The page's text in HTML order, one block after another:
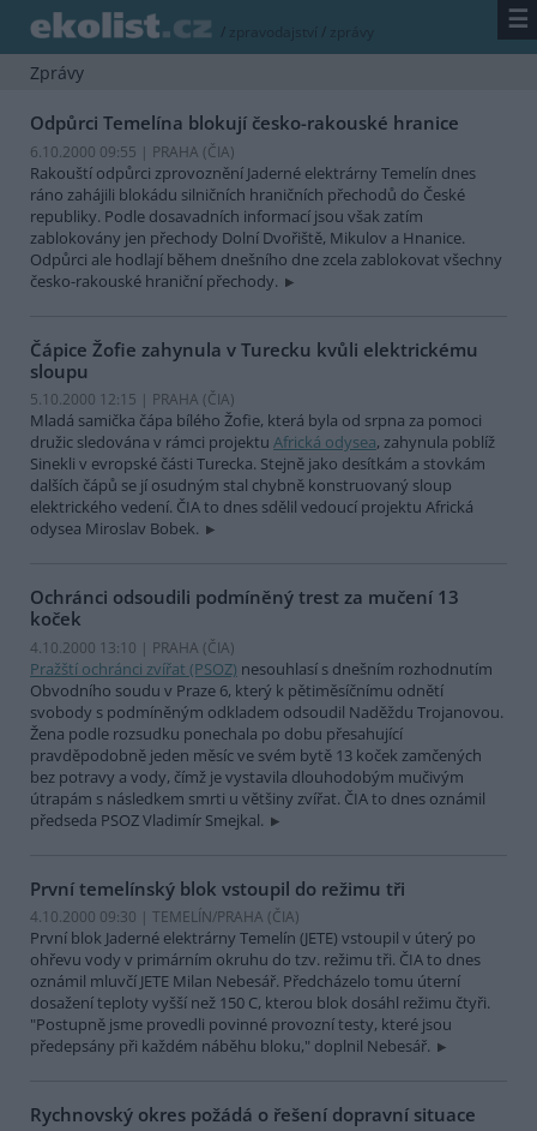
/ zpravodajství / zprávy ☰
Zprávy
Odpůrci Temelína blokují česko-rakouské hranice
6.10.2000 09:55 | PRAHA (ČIA)
Rakouští odpůrci zprovoznění Jaderné elektrárny Temelín dnes
ráno zahájili blokádu silničních hraničních přechodů do České
republiky. Podle dosavadních informací jsou však zatím
zablokovány jen přechody Dolní Dvořiště, Mikulov a Hnanice.
Odpůrci ale hodlají během dnešního dne zcela zablokovat všechny
česko-rakouské hraniční přechody.
Čápice Žofie zahynula v Turecku kvůli elektrickému
sloupu
5.10.2000 12:15 | PRAHA (ČIA)
Mladá samička čápa bílého Žofie, která byla od srpna za pomoci
družic sledována v rámci projektu Africká odysea, zahynula poblíž
Sinekli v evropské části Turecka. Stejně jako desítkám a stovkám
dalších čápů se jí osudným stal chybně konstruovaný sloup
elektrického vedení. ČIA to dnes sdělil vedoucí projektu Africká
odysea Miroslav Bobek.
Ochránci odsoudili podmíněný trest za mučení 13
koček
4.10.2000 13:10 | PRAHA (ČIA)
Pražští ochránci zvířat (PSOZ) nesouhlasí s dnešním rozhodnutím
Obvodního soudu v Praze 6, který k pětiměsíčnímu odnětí
svobody s podmíněným odkladem odsoudil Naděždu Trojanovou.
Žena podle rozsudku ponechala po dobu přesahující
pravděpodobně jeden měsíc ve svém bytě 13 koček zamčených
bez potravy a vody, čímž je vystavila dlouhodobým mučivým
útrapám s následkem smrti u většiny zvířat. ČIA to dnes oznámil
předseda PSOZ Vladimír Smejkal.
První temelínský blok vstoupil do režimu tři
4.10.2000 09:30 | TEMELÍN/PRAHA (ČIA)
První blok Jaderné elektrárny Temelín (JETE) vstoupil v úterý po
ohřevu vody v primárním okruhu do tzv. režimu tři. ČIA to dnes
oznámil mluvčí JETE Milan Nebesář. Předcházelo tomu úterní
dosažení teploty vyšší než 150 C, kterou blok dosáhl režimu čtyři.
"Postupně jsme provedli povinné provozní testy, které jsou
předepsány při každém náběhu bloku," doplnil Nebesář.
Rychnovský okres požádá o řešení dopravní situace